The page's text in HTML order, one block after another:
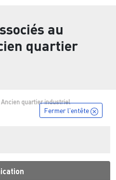
au
quartier
Ancien quartier industriel
Fermer l'entête